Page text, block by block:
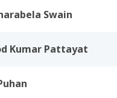
Swain
Kumar Pattayat